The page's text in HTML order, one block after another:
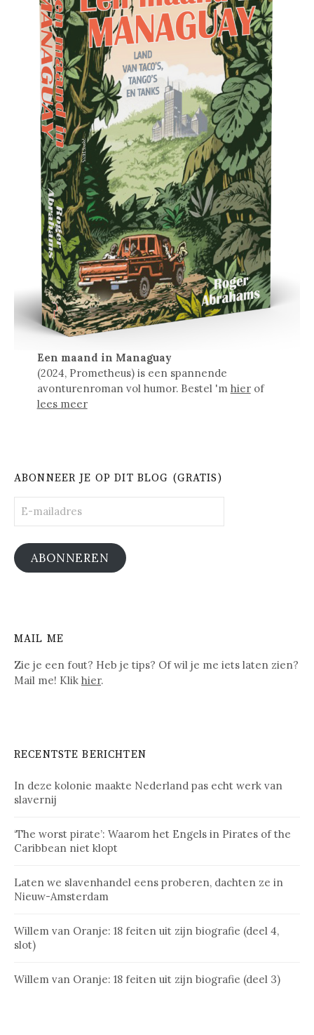
Een maand in Managuay
(2024, Prometheus) is een spannende
avonturenroman vol humor. Bestel 'm hierof
lees meer
ABONNEER JE OP DIT BLOG (GRATIS)
mailadres
ABONNEREN
MAIL ME
Zie je een fout? Heb je tips? Of wil je me iets laten zien?
Mail me! Klik hier.
RECENTSTE BERICHTEN
In deze kolonie maakte Nederland pas echt werk van
slavernij
‘The worst pirate’: Waarom het Engels in Pirates of the
Caribbean niet klopt
Laten we slavenhandel eens proberen, dachten ze in
Nieuw-Amsterdam
Willem van Oranje: 18 feiten uit zijn biografie (deel 4,
slot)
Willem van Oranje: 18 feiten uit zijn biografie (deel 3)